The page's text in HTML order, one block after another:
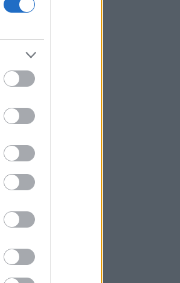
18η συνεχόμενη χρονιά
δολαρίων για τη DeepSeek
Βρεττού (Credia): Πιστωτική επέκταση
άνω των 1,3 δισ. ευρώ φέτος -
Επιταχύνει την ανάπτυξη, μεταθέτει
Στα πράσινα οι ευρωαγορές - Νέο
ενδοσυνεδριακό ρεκόρ για τον Stoxx
Πυρκαγιές: 325 αυτοψίες στις
πληγείσες περιοχές - 118 «κόκκινα»
Σε εξέλιξη πυρκαγιές σε Σκύρο και
ΑΔΜΗΕ: Διατηρεί την τεχνική ηγεσία